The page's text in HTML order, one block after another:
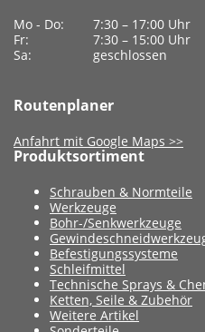
Mo - Do: 7:30 – 17:00 Uhr
Fr:
7:30 – 15:00 Uhr
Sa:
geschlossen
Routenplaner
Anfahrt mit Google Maps >>
Produktsortiment
Schrauben & Normteile
Werkzeuge
Bohr-/Senkwerkzeuge
Befestigungssysteme
Schleifmittel
Technische Sprays &
Ketten, Seile & Zubehör
Weitere Artikel